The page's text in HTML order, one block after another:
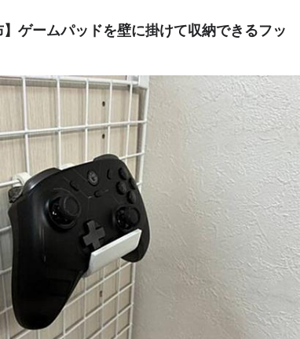
】ゲームパッドを壁に掛けて収納できるフッ